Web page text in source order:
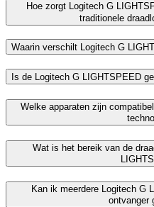
Hoe zorgt Logitech G
traditionele
Waarin verschilt Logitech G
Is de Logitech G LIGHTSPEED
Welke apparaten zijn
Wat is het bereik van de
Kan ik meerdere Logitech G
ontvanger